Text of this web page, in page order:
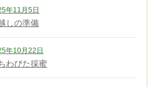
年11月5日
しの準備
年10月22日
わびた採蜜